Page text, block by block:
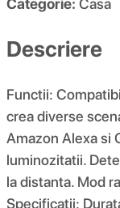
Categorie: Casa
Descriere
Functii:
crea diverse
Amazon Alexa si
luminozitatii.
la distanta. Mod
Specificatii: